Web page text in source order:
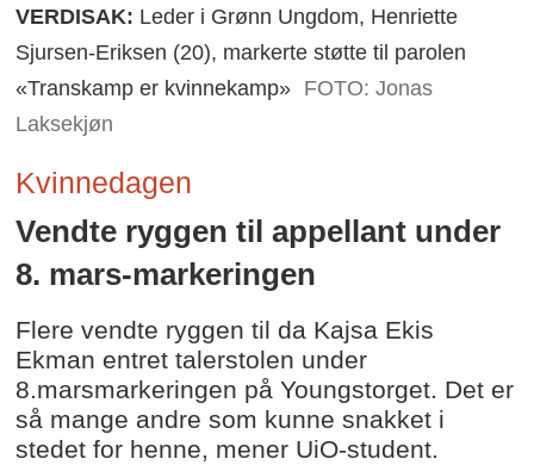
VERDISAK: Leder i Grønn Ungdom, Henriette
Sjursen-Eriksen (20), markerte støtte til parolen
«Transkamp er kvinnekamp» FOTO: Jonas
Laksekjøn
Kvinnedagen
Vendte ryggen til appellant under
8. mars-markeringen
Flere vendte ryggen til da Kajsa Ekis
Ekman entret talerstolen under
8.marsmarkeringen på Youngstorget. Det er
så mange andre som kunne snakket i
stedet for henne, mener UiO-student.